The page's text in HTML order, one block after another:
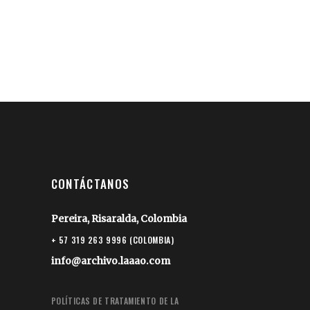
CONTÁCTANOS
Pereira, Risaralda, Colombia
+ 57 319 263 9996 (COLOMBIA)
info@archivo.laaao.com
POLÍTICAS DE TRATAMIENTO DE LA